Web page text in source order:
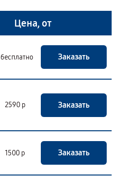
Цена, от
бесплатно Заказать
2590 р Заказать
1500 р Заказать